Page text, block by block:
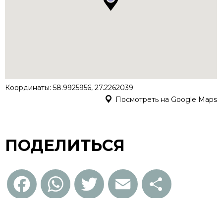
Координаты: 58.9925956, 27.2262039
Посмотреть на Google Maps
ПОДЕЛИТЬСЯ
FacebookWhatsAppTwitter Email